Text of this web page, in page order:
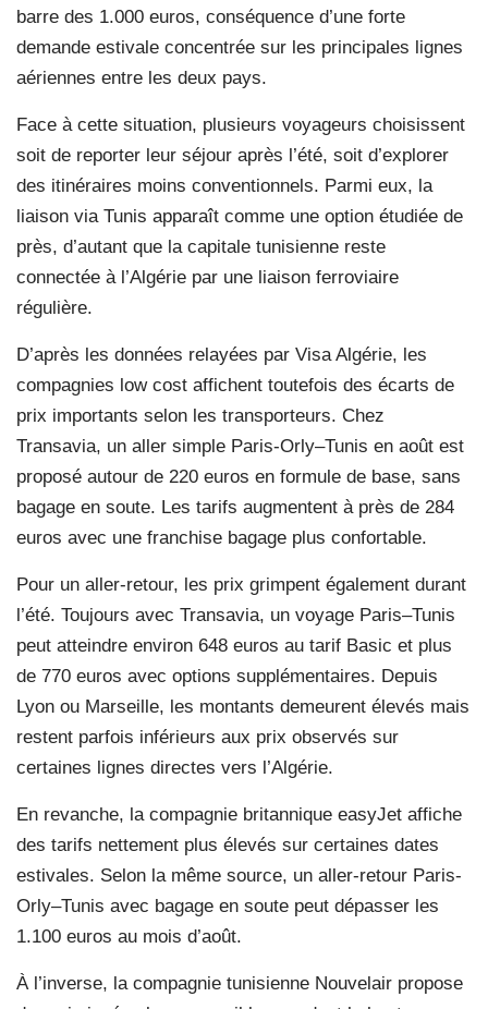
barre des 1.000 euros, conséquence d’une forte
demande estivale concentrée sur les principales lignes
aériennes entre les deux pays.
Face à cette situation, plusieurs voyageurs choisissent
soit de reporter leur séjour après l’été, soit d’explorer
des itinéraires moins conventionnels. Parmi eux, la
liaison via Tunis apparaît comme une option étudiée de
près, d’autant que la capitale tunisienne reste
connectée à l’Algérie par une liaison ferroviaire
régulière.
D’après les données relayées par Visa Algérie, les
compagnies low cost affichent toutefois des écarts de
prix importants selon les transporteurs. Chez
Transavia, un aller simple Paris-Orly–Tunis en août est
proposé autour de 220 euros en formule de base, sans
bagage en soute. Les tarifs augmentent à près de 284
euros avec une franchise bagage plus confortable.
Pour un aller-retour, les prix grimpent également durant
l’été. Toujours avec Transavia, un voyage Paris–Tunis
peut atteindre environ 648 euros au tarif Basic et plus
de 770 euros avec options supplémentaires. Depuis
Lyon ou Marseille, les montants demeurent élevés mais
restent parfois inférieurs aux prix observés sur
certaines lignes directes vers l’Algérie.
En revanche, la compagnie britannique easyJet affiche
des tarifs nettement plus élevés sur certaines dates
estivales. Selon la même source, un aller-retour Paris-
Orly–Tunis avec bagage en soute peut dépasser les
1.100 euros au mois d’août.
À l’inverse, la compagnie tunisienne Nouvelair propose